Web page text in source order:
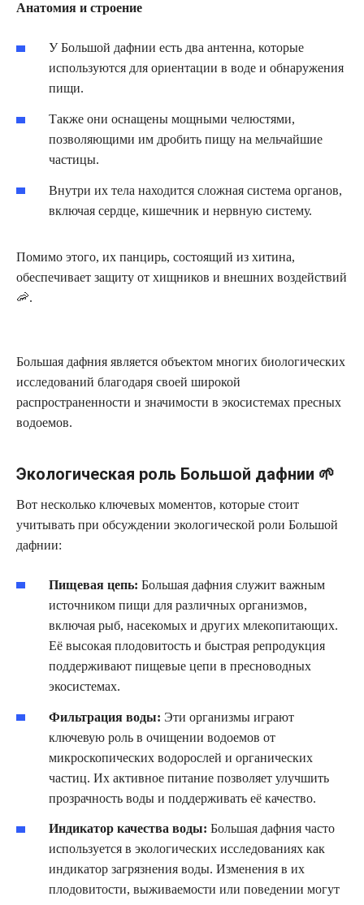
Анатомия и строение
У Большой дафнии есть два антенна, которые
используются для ориентации в воде и обнаружения
пищи.
Также они оснащены мощными челюстями,
позволяющими им дробить пищу на мельчайшие
частицы.
Внутри их тела находится сложная система органов,
включая сердце, кишечник и нервную систему.
Помимо этого, их панцирь, состоящий из хитина,
обеспечивает защиту от хищников и внешних воздействий
🦐.
Большая дафния является объектом многих биологических
исследований благодаря своей широкой
распространенности и значимости в экосистемах пресных
водоемов.
Экологическая роль Большой дафнии 🌱
Вот несколько ключевых моментов, которые стоит
учитывать при обсуждении экологической роли Большой
дафнии:
Пищевая цепь: Большая дафния служит важным
источником пищи для различных организмов,
включая рыб, насекомых и других млекопитающих.
Её высокая плодовитость и быстрая репродукция
поддерживают пищевые цепи в пресноводных
экосистемах.
Фильтрация воды: Эти организмы играют
ключевую роль в очищении водоемов от
микроскопических водорослей и органических
частиц. Их активное питание позволяет улучшить
прозрачность воды и поддерживать её качество.
Индикатор качества воды: Большая дафния часто
используется в экологических исследованиях как
индикатор загрязнения воды. Изменения в их
плодовитости, выживаемости или поведении могут